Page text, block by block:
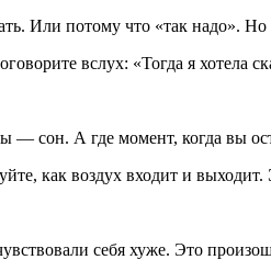
Или потому что «так надо».
вслух: «Тогда я хотела
сон. А где момент, когда вы
как воздух входит и
себя хуже. Это